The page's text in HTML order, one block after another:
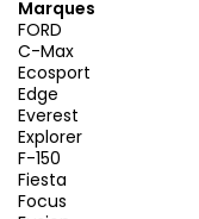
Marques
FORD
C-Max
Ecosport
Edge
Everest
Explorer
F-150
Fiesta
Focus